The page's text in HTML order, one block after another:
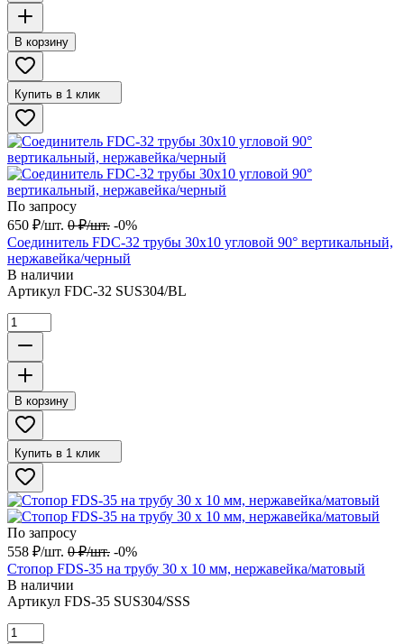
В корзину
Купить в 1 клик
По запросу
650 ₽/шт. 0 ₽/шт. -0%
Соединитель FDC-32 трубы 30х10 угловой 90° вертикальный,
нержавейка/черный
В наличии
Артикул FDC-32 SUS304/BL
В корзину
Купить в 1 клик
По запросу
558 ₽/шт. 0 ₽/шт. -0%
Стопор FDS-35 на трубу 30 х 10 мм, нержавейка/матовый
В наличии
Артикул FDS-35 SUS304/SSS